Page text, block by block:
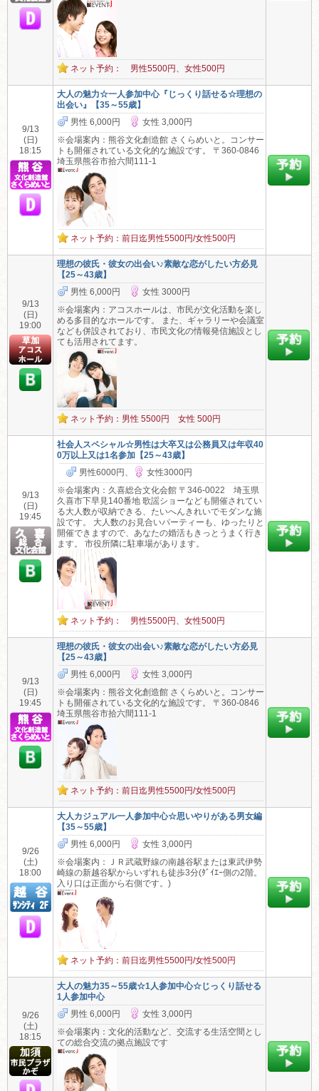
ネット予約： 男性5500円、女性500円
9/13
(日)
18:15
大人の魅力☆一人参加中心『じっくり話せる☆理想の
出会い』【35～55歳】
男性 6,000円
女性 3,000円
※会場案内：熊谷文化創造館 さくらめいと。コンサー
トも開催されている文化的な施設です。 〒360-0846
埼玉県熊谷市拾六間111-1
ネット予約：前日迄男性5500円/女性500円
9/13
(日)
19:00
理想の彼氏・彼女の出会い♪素敵な恋がしたい方必見
【25～43歳】
男性 6,000円
女性 3000円
※会場案内：アコスホールは、市民が文化活動を楽し
める多目的なホールです。 また、ギャラリーや会議室
なども併設されており、市民文化の情報発信施設とし
ても活用されてます。
ネット予約：男性 5500円 女性 500円
9/13
(日)
19:45
社会人スペシャル☆男性は大卒又は公務員又は年収40
0万以上又は1名参加【25～43歳】
男性6000円、
女性3000円
※会場案内：久喜総合文化会館 〒346-0022 埼玉県
久喜市下早見140番地 歌謡ショーなども開催されてい
る大人数が収納できる、たいへんきれいでモダンな施
設です。 大人数のお見合いパーティーも、ゆったりと
開催できますので、あなたの婚活もきっとうまく行き
ます。 市役所隣に駐車場があります。
ネット予約： 男性5500円、女性500円
9/13
(日)
19:45
理想の彼氏・彼女の出会い♪素敵な恋がしたい方必見
【25～43歳】
男性 6,000円
女性 3,000円
※会場案内：熊谷文化創造館 さくらめいと。コンサー
トも開催されている文化的な施設です。 〒360-0846
埼玉県熊谷市拾六間111-1
ネット予約：前日迄男性5500円/女性500円
9/26
(土)
18:00
大人カジュアル一人参加中心☆思いやりがある男女編
【35～55歳】
男性 6,000円
女性 3,000円
※会場案内：ＪＲ武蔵野線の南越谷駅または東武伊勢
崎線の新越谷駅からいずれも徒歩3分(ﾀﾞｲｴｰ側の2階。
入り口は正面から右側です。)
ネット予約：前日迄男性5500円/女性500円
9/26
(土)
18:15
大人の魅力35～55歳☆1人参加中心☆じっくり話せる
1人参加中心
男性 6,000円
女性 3,000円
※会場案内：文化的活動など、交流する生活空間とし
ての総合交流の拠点施設です